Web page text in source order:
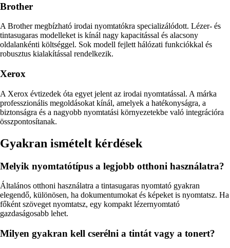
Brother
A Brother megbízható irodai nyomtatókra specializálódott. Lézer- és
tintasugaras modelleket is kínál nagy kapacitással és alacsony
oldalankénti költséggel. Sok modell fejlett hálózati funkciókkal és
robusztus kialakítással rendelkezik.
Xerox
A Xerox évtizedek óta egyet jelent az irodai nyomtatással. A márka
professzionális megoldásokat kínál, amelyek a hatékonyságra, a
biztonságra és a nagyobb nyomtatási környezetekbe való integrációra
összpontosítanak.
Gyakran ismételt kérdések
Melyik nyomtatótípus a legjobb otthoni használatra?
Általános otthoni használatra a tintasugaras nyomtató gyakran
elegendő, különösen, ha dokumentumokat és képeket is nyomtatsz. Ha
főként szöveget nyomtatsz, egy kompakt lézernyomtató
gazdaságosabb lehet.
Milyen gyakran kell cserélni a tintát vagy a tonert?